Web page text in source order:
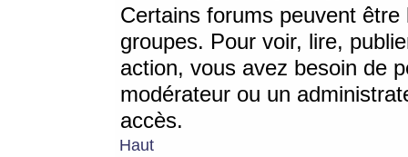
Certains forums peuvent être
groupes. Pour voir, lire,
action, vous avez besoin de
modérateur ou un
accès.
Haut